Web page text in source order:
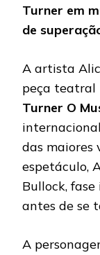
Turner em
de
A artista
peça teatral
Turner O
das maiores
espetáculo,
Bullock,
antes de se
A